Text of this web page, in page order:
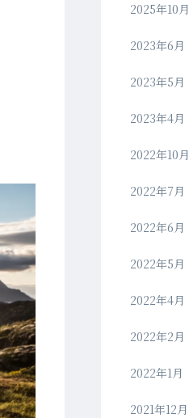
2025年10月
2023年6月
2023年5月
2023年4月
2022年10月
2022年7月
2022年6月
2022年5月
2022年4月
2022年2月
2022年1月
2021年12月